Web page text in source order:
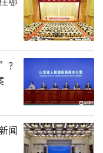
育大会精神，全
快推进教育高质
获得感，威海市
育热点难点问
？
闻